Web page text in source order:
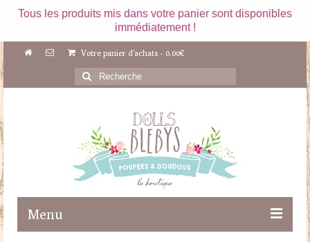
Tous les produits mis dans votre panier sont disponibles
immédiatement !
Votre panier d'achats - 0.00€
Rechercher
:
Menu